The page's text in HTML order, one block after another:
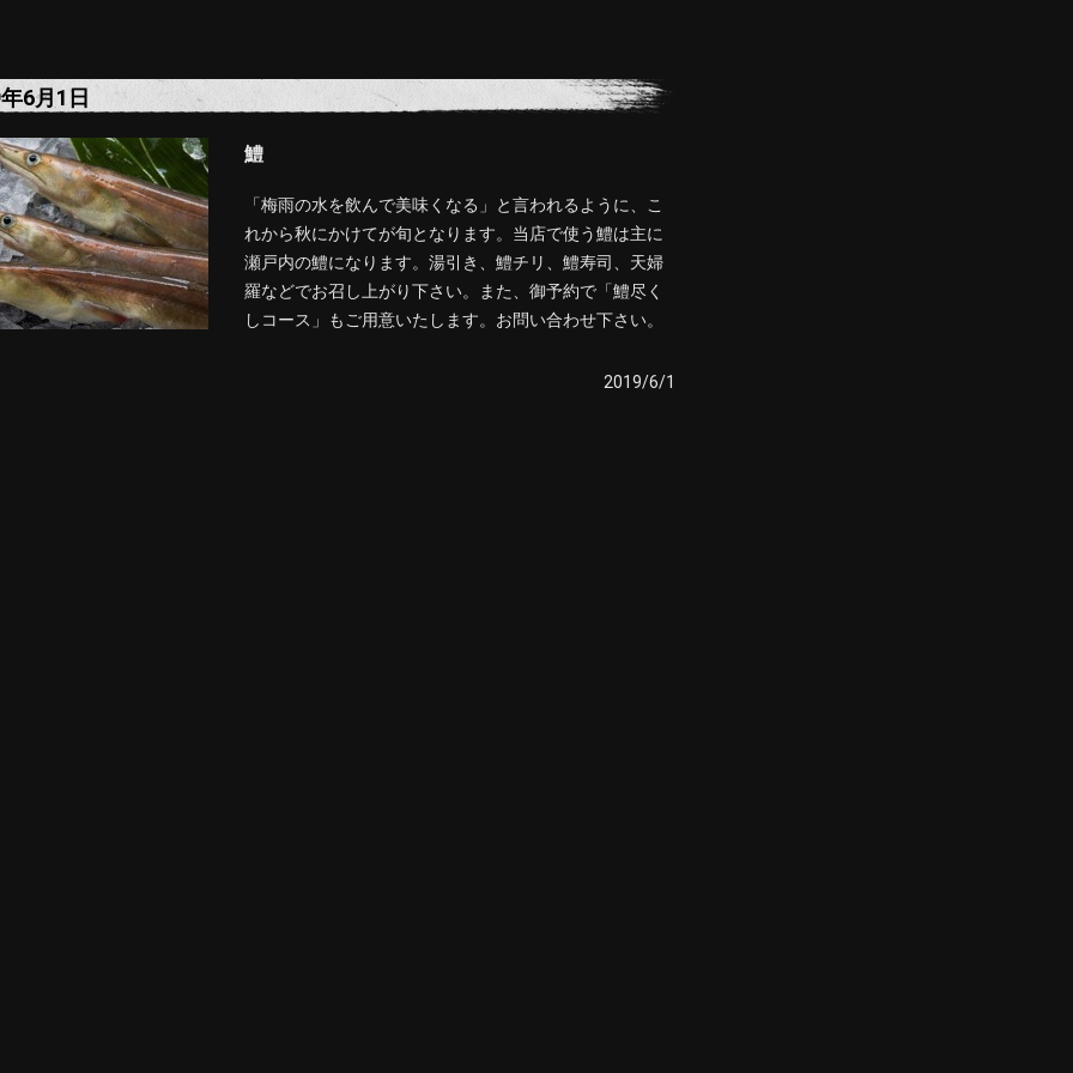
6月1日
鱧
「梅雨の水を飲んで美味くなる」と言われるように、こ
れから秋にかけてが旬となります。当店で使う鱧は主に
瀬戸内の鱧になります。湯引き、鱧チリ、鱧寿司、天婦
羅などでお召し上がり下さい。また、御予約で「鱧尽く
しコース」もご用意いたします。お問い合わせ下さい。
2019/6/1